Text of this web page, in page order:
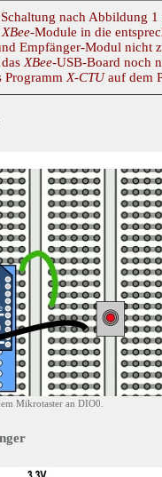
nach Abbildung 1
XBee-Module in die
Empfänger-Modul nicht
XBee-USB-Board noch
Programm X-CTUauf dem
Mikrotaster an DIO0.